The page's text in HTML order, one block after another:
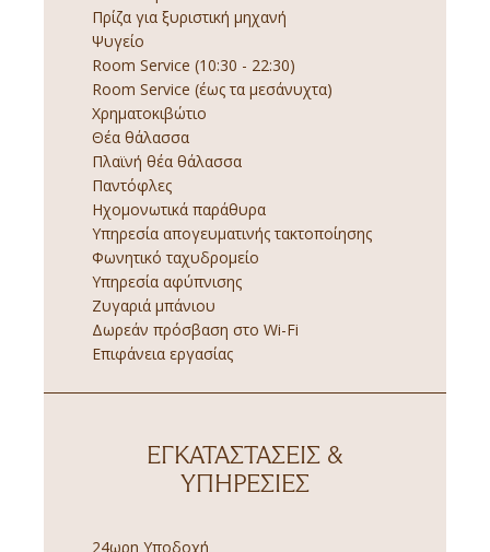
Πρίζα για ξυριστική μηχανή
Ψυγείο
Room Service (10:30 - 22:30)
Room Service (έως τα μεσάνυχτα)
Χρηματοκιβώτιο
Θέα θάλασσα
Πλαϊνή θέα θάλασσα
Παντόφλες
Ηχομονωτικά παράθυρα
Υπηρεσία απογευματινής τακτοποίησης
Φωνητικό ταχυδρομείο
Υπηρεσία αφύπνισης
Ζυγαριά μπάνιου
Δωρεάν πρόσβαση στο Wi-Fi
Επιφάνεια εργασίας
ΕΓΚΑΤΑΣΤΆΣΕΙΣ &
ΥΠΗΡΕΣΊΕΣ
24ωρη Υποδοχή